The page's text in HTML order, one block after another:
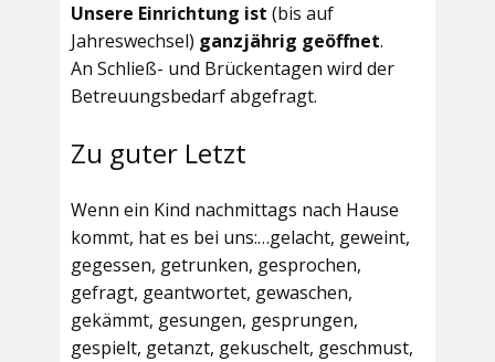
Unsere Einrichtung ist (bis auf
Jahreswechsel) ganzjährig geöffnet.
An Schließ- und Brückentagen wird der
Betreuungsbedarf abgefragt.
Zu guter Letzt
Wenn ein Kind nachmittags nach Hause
kommt, hat es bei uns:…gelacht, geweint,
gegessen, getrunken, gesprochen,
gefragt, geantwortet, gewaschen,
gekämmt, gesungen, gesprungen,
gespielt, getanzt, gekuschelt, geschmust,